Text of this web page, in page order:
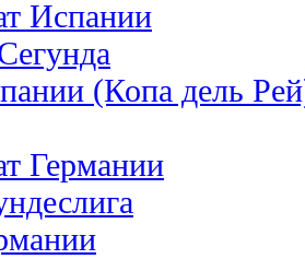
Испании
(Копа дель
Германии